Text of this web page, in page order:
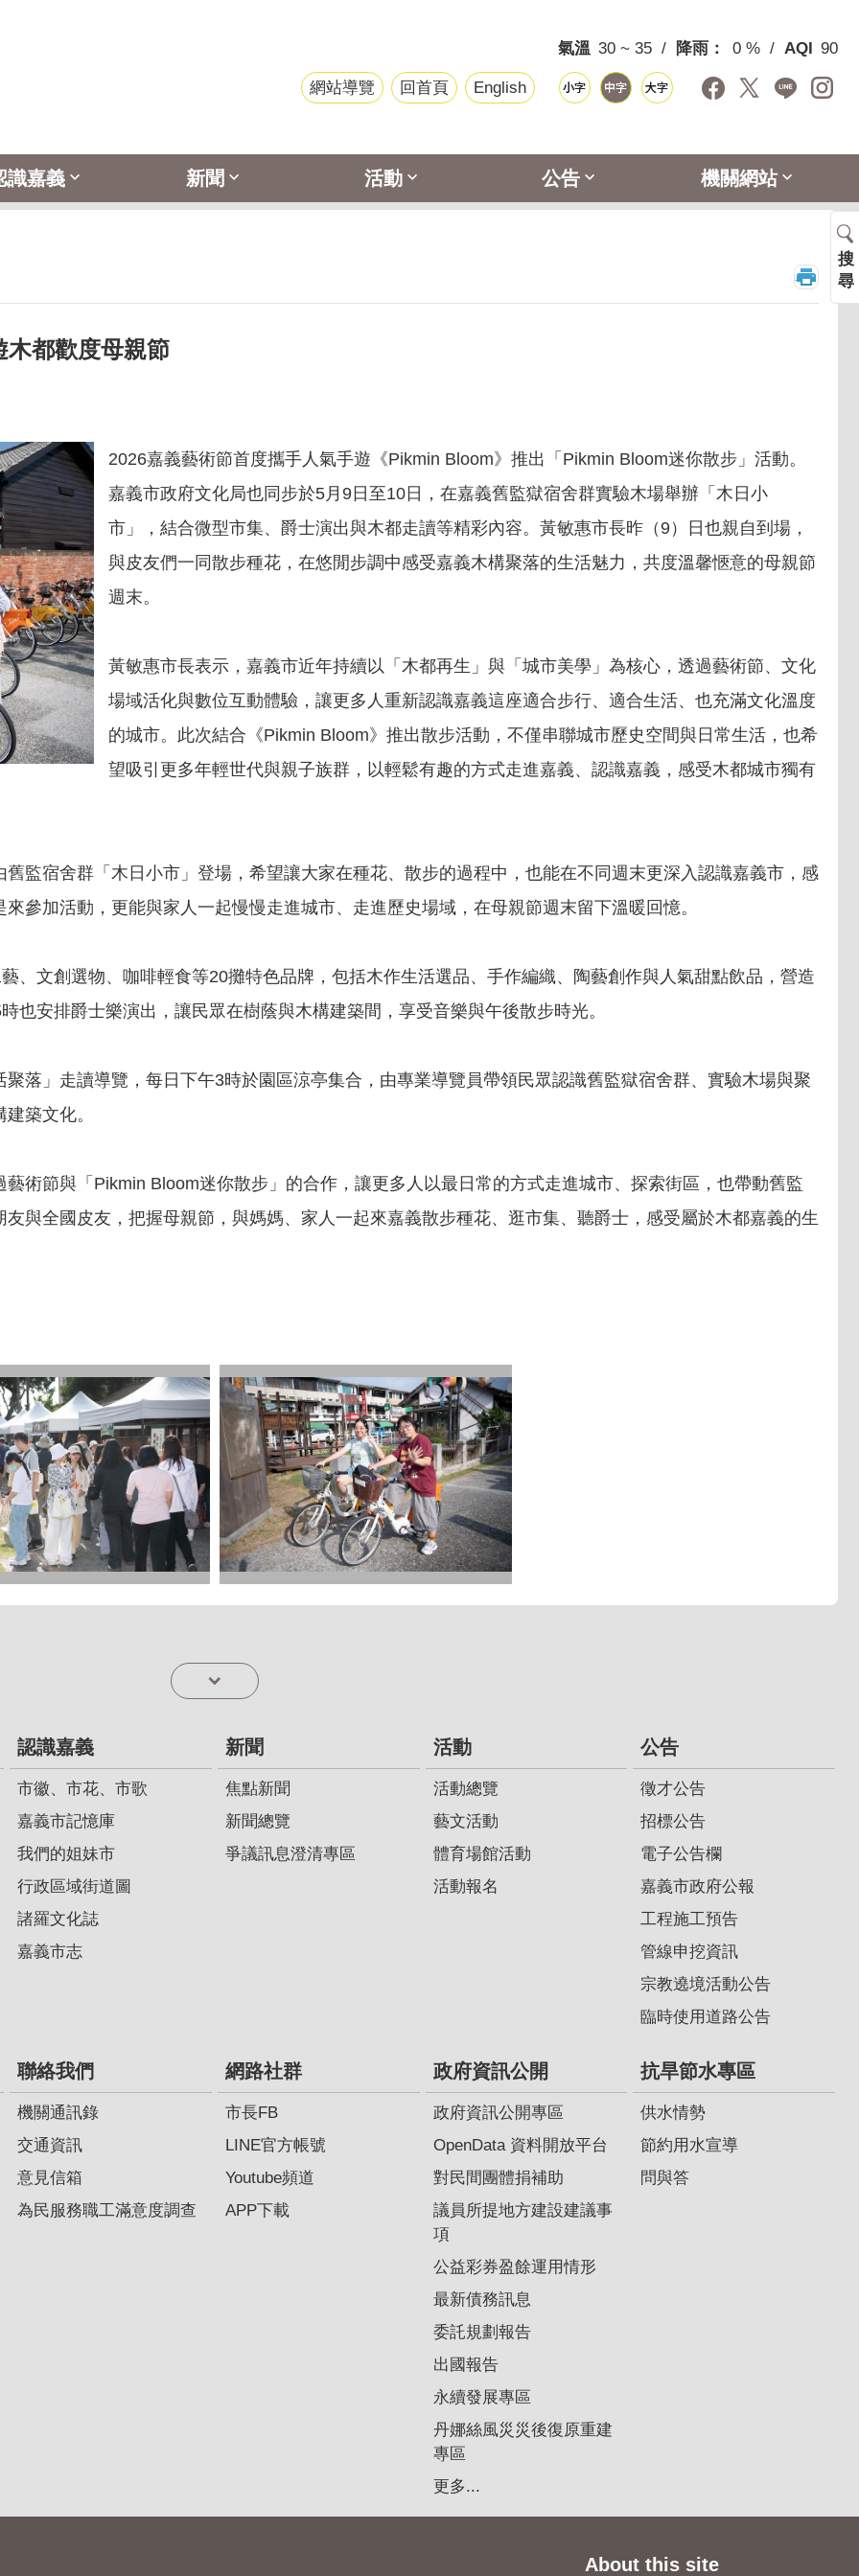
氣溫 30 ~ 35 降雨： 0 % AQI 90
網站導覽 回首頁 English
識嘉義 新聞 活動 公告 機關網站
搜
尋
_
木都歡度母親節
2026嘉義藝術節首度攜手人氣手遊《Pikmin Bloom》推出「Pikmin Bloom迷你散步」活動。
嘉義市政府文化局也同步於5月9日至10日，在嘉義舊監獄宿舍群實驗木場舉辦「木日小
市」，結合微型市集、爵士演出與木都走讀等精彩內容。黃敏惠市長昨（9）日也親自到場，
與皮友們一同散步種花，在悠閒步調中感受嘉義木構聚落的生活魅力，共度溫馨愜意的母親節
週末。
黃敏惠市長表示，嘉義市近年持續以「木都再生」與「城市美學」為核心，透過藝術節、文化
場域活化與數位互動體驗，讓更多人重新認識嘉義這座適合步行、適合生活、也充滿文化溫度
的城市。此次結合《Pikmin Bloom》推出散步活動，不僅串聯城市歷史空間與日常生活，也希
望吸引更多年輕世代與親子族群，以輕鬆有趣的方式走進嘉義、認識嘉義，感受木都城市獨有
監宿舍群「木日小市」登場，希望讓大家在種花、散步的過程中，也能在不同週末更深入認識嘉義市，感
參加活動，更能與家人一起慢慢走進城市、走進歷史場域，在母親節週末留下溫暖回憶。
、文創選物、咖啡輕食等20攤特色品牌，包括木作生活選品、手作編織、陶藝創作與人氣甜點飲品，營造
也安排爵士樂演出，讓民眾在樹蔭與木構建築間，享受音樂與午後散步時光。
落」走讀導覽，每日下午3時於園區涼亭集合，由專業導覽員帶領民眾認識舊監獄宿舍群、實驗木場與聚
築文化。
術節與「Pikmin Bloom迷你散步」的合作，讓更多人以最日常的方式走進城市、探索街區，也帶動舊監
與全國皮友，把握母親節，與媽媽、家人一起來嘉義散步種花、逛市集、聽爵士，感受屬於木都嘉義的生
認識嘉義
市徽、市花、市歌
嘉義市記憶庫
我們的姐妹市
行政區域街道圖
諸羅文化誌
嘉義市志
新聞
焦點新聞
新聞總覽
爭議訊息澄清專區
活動
活動總覽
藝文活動
體育場館活動
活動報名
公告
徵才公告
招標公告
電子公告欄
嘉義市政府公報
工程施工預告
管線申挖資訊
宗教遶境活動公告
臨時使用道路公告
聯絡我們
機關通訊錄
交通資訊
意見信箱
為民服務職工滿意度調查
網路社群
市長FB
LINE官方帳號
Youtube頻道
APP下載
政府資訊公開
政府資訊公開專區
OpenData 資料開放平台
對民間團體捐補助
議員所提地方建設建議事
項
公益彩券盈餘運用情形
最新債務訊息
委託規劃報告
出國報告
永續發展專區
丹娜絲風災災後復原重建
專區
更多...
抗旱節水專區
供水情勢
節約用水宣導
問與答
About this site